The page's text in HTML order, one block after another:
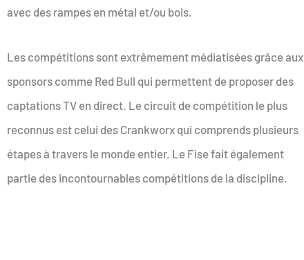
avec des rampes en métal et/ou bois.
Les compétitions sont extrêmement médiatisées grâce aux
sponsors comme Red Bull qui permettent de proposer des
captations TV en direct. Le circuit de compétition le plus
reconnus est celui des Crankworx qui comprends plusieurs
étapes à travers le monde entier. Le Fise fait également
partie des incontournables compétitions de la discipline.